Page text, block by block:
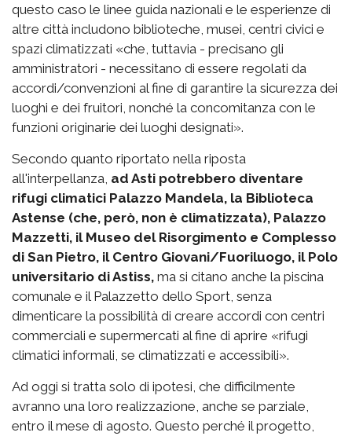
questo caso le linee guida nazionali e le esperienze di
altre città includono biblioteche, musei, centri civici e
spazi climatizzati «che, tuttavia - precisano gli
amministratori - necessitano di essere regolati da
accordi/convenzioni al fine di garantire la sicurezza dei
luoghi e dei fruitori, nonché la concomitanza con le
funzioni originarie dei luoghi designati».
Secondo quanto riportato nella riposta
all'interpellanza, ad Asti potrebbero diventare
rifugi climatici Palazzo Mandela, la Biblioteca
Astense (che, però, non è climatizzata), Palazzo
Mazzetti, il Museo del Risorgimento e Complesso
di San Pietro, il Centro Giovani/Fuoriluogo, il Polo
universitario di Astiss, ma si citano anche la piscina
comunale e il Palazzetto dello Sport, senza
dimenticare la possibilità di creare accordi con centri
commerciali e supermercati al fine di aprire «rifugi
climatici informali, se climatizzati e accessibili».
Ad oggi si tratta solo di ipotesi, che difficilmente
avranno una loro realizzazione, anche se parziale,
entro il mese di agosto. Questo perché il progetto,